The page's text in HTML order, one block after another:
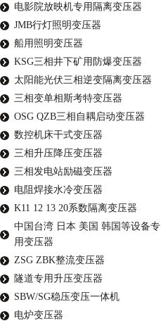
电影院放映机专用隔离变压器
JMB行灯照明变压器
船用照明变压器
KSG三相井下矿用防爆变压器
太阳能光伏三相逆变隔离变压器
三相变单相斯考特变压器
OSG QZB三相自耦启动变压器
数控机床干式变压器
三相升压降压变压器
三相发电站励磁变压器
电阻焊接水冷变压器
K11 12 13 20系数隔离变压器
中国台湾 日本 美国 韩国等设备专
用变压器
ZSG ZBK整流变压器
隧道专用升压变压器
SBW/SG稳压变压一体机
电炉变压器